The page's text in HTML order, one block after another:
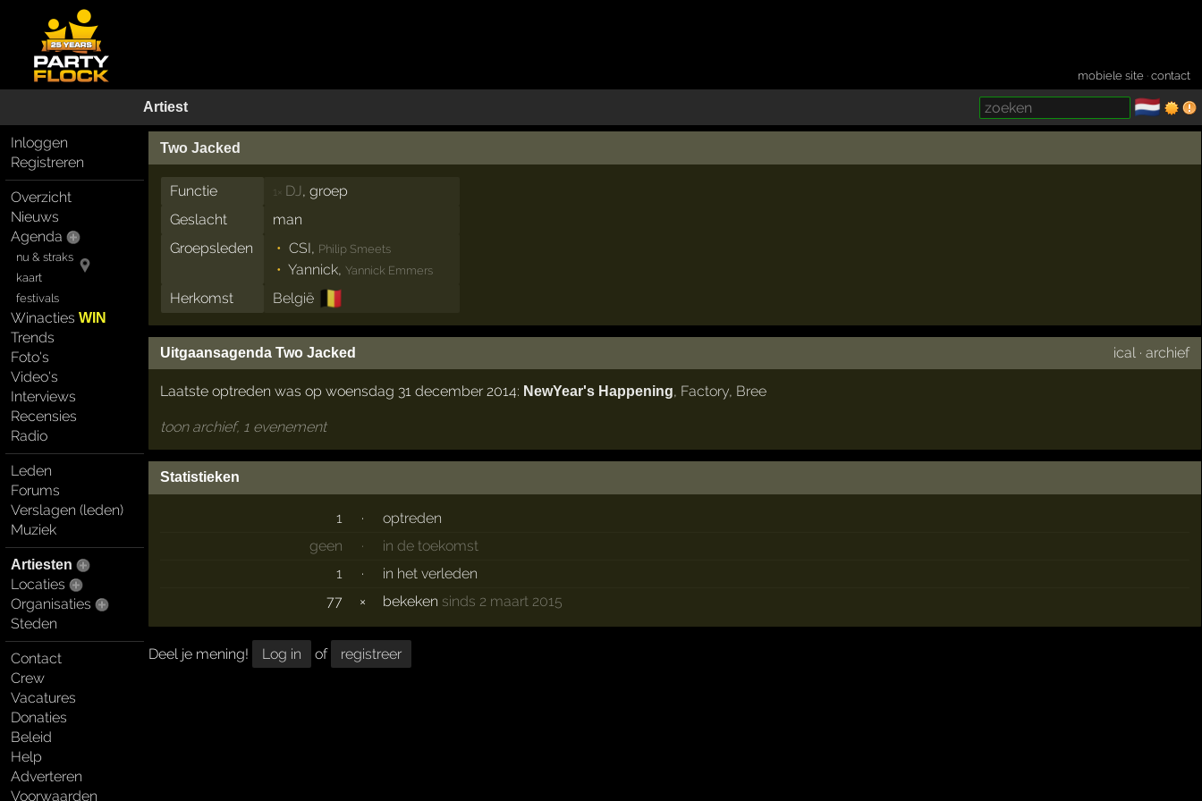
mobiele site ·contact
Artiest 🇳🇱
Inloggen
Registreren
Overzicht
Nieuws
Agenda
nu & straks
kaart
festivals
WinactiesWIN
Trends
Foto's
Video's
Interviews
Recensies
Radio
Leden
Forums
Verslagen (leden)
Muziek
Artiesten
Locaties
Organisaties
Steden
Contact
Crew
Vacatures
Donaties
Beleid
Help
Adverteren
Voorwaarden
Two Jacked
Functie 1× DJ, groep
Geslacht
man
Groepsleden
CSI, Philip Smeets
Yannick, Yannick Emmers
Herkomst België 🇧🇪
Uitgaansagenda Two Jacked ical ·archief
Laatste optreden was op woensdag 31 december 2014: NewYear's Happening, Factory, Bree
toon archief, 1 evenement
Statistieken
1 ·
optreden
geen
·
in de toekomst
1
·
in het verleden
77
× bekeken sinds 2 maart 2015
Deel je mening! Log in of registreer